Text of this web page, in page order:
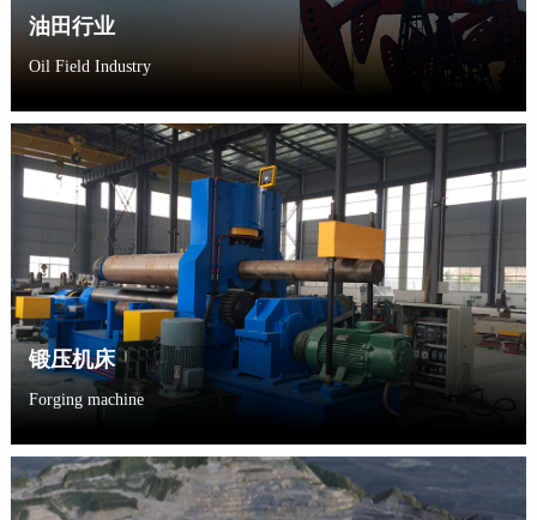
油田行业
Oil Field Industry
锻压机床
Forging machine